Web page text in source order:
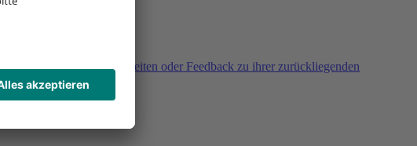
Sie haben Fragen, Unklarheiten oder Feedback zu ihrer zurückliegenden
Buchung?